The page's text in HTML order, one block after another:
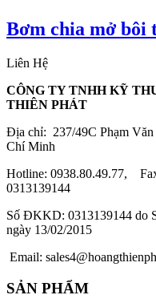
Bơm chia mở bôi
Liên Hệ
CÔNG TY TNHH KỸ
THIÊN PHÁT
Địa chỉ: 237/49C Phạm
Chí Minh
Hotline: 0938.80.49.77,
0313139144
Số ĐKKD: 0313139144 do
ngày 13/02/2015
Email:
SẢN PHẨM